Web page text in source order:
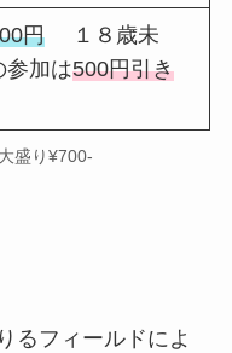
円１８歳未
加は500円引き
盛り¥700-
るフィールドによ